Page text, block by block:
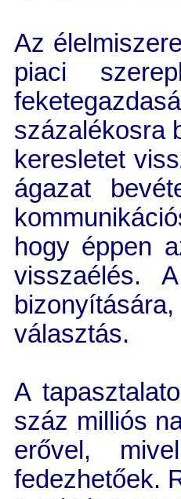
Az
piaci
százalékosra
keresletet
ágazat
hogy éppen
visszaélés.
választás.
A
száz milliós
erővel,
fedezhetőek.